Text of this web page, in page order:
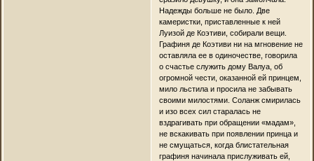
Надежды больше не было. Две
камеристки, приставленные к ней
Луизой де Коэтиви, собирали вещи.
Графиня де Коэтиви ни на мгновение не
оставляла ее в одиночестве, говорила
о счастье служить дому Валуа, об
огромной чести, оказанной ей принцем,
мило льстила и просила не забывать
своими милостями. Соланж смирилась
и изо всех сил старалась не
вздрагивать при обращении «мадам»,
не вскакивать при появлении принца и
не смущаться, когда блистательная
графиня начинала прислуживать ей,